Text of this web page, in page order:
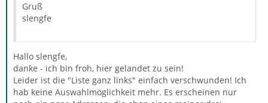
Gruß
slengfe
Hallo slengfe,
danke - ich bin froh, hier gelandet zu sein!
Leider ist die "Liste ganz links" einfach verschwunden! Ich
hab keine Auswahlmöglichkeit mehr. Es erscheinen nur